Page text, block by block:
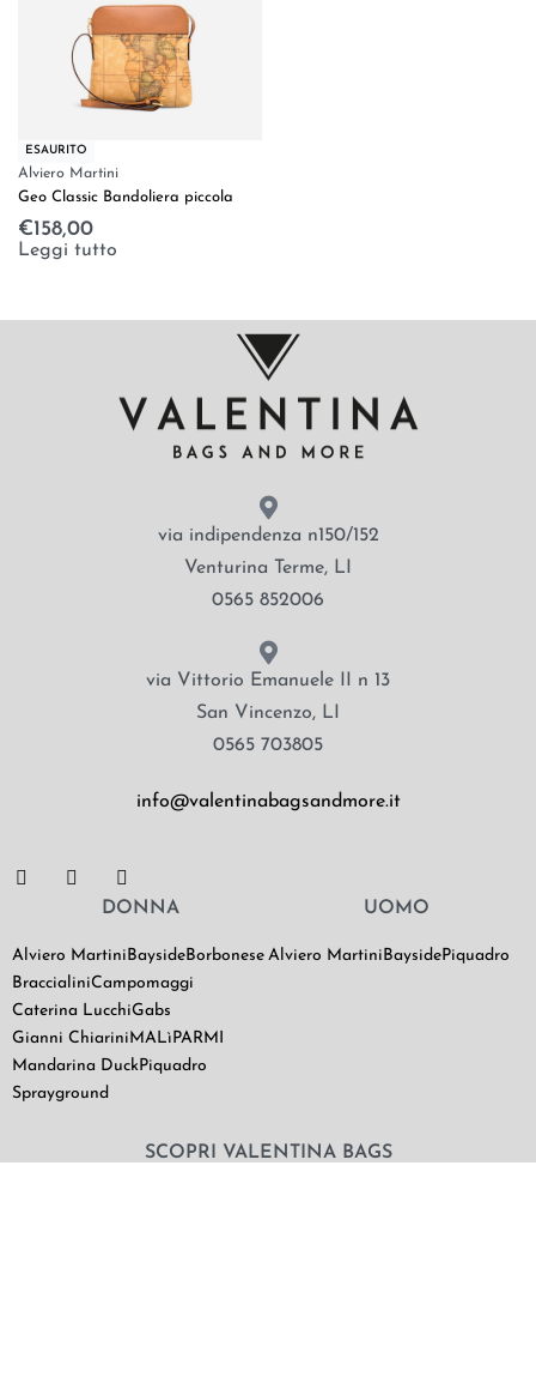
ESAURITO
Alviero Martini
Geo Classic Bandoliera piccola
€158,00
Leggi tutto
via indipendenza n150/152
Venturina Terme, LI
0565 852006
via Vittorio Emanuele II n 13
San Vincenzo, LI
0565 703805
info@valentinabagsandmore.it
DONNA
Alviero MartiniBaysideBorbonese
BraccialiniCampomaggi
Caterina LucchiGabs
Gianni ChiariniMALìPARMI
Mandarina DuckPiquadro
Sprayground
UOMO
Alviero MartiniBaysidePiquadro
SCOPRI VALENTINA BAGS